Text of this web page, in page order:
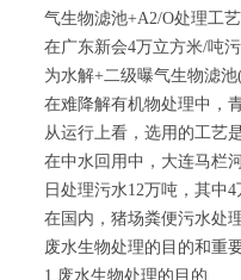
气生物滤池+A2/O处理工
在广东新会4万立方米/吨
为水解+二级曝气生物滤
在难降解有机物处理中，
从运行上看，选用的工艺
在中水回用中，大连马栏
日处理污水12万吨，其中
在国内，猪场粪便污水处
废水生物处理的目的和重
1.废水生物处理的目的